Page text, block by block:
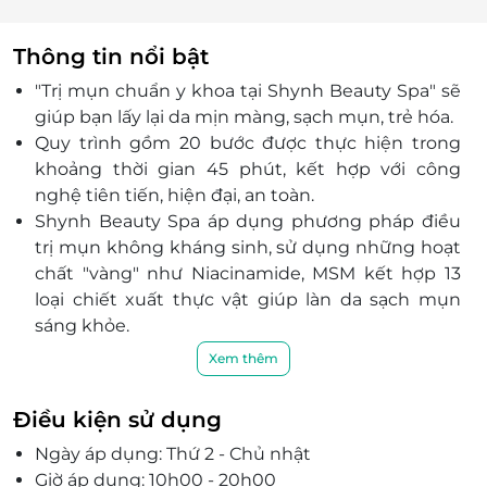
Thông tin nổi bật
"Trị mụn chuẩn y khoa tại Shynh Beauty Spa" sẽ
giúp bạn lấy lại da mịn màng, sạch mụn, trẻ hóa.
Quy trình gồm 20 bước được thực hiện trong
khoảng thời gian 45 phút, kết hợp với công
nghệ tiên tiến, hiện đại, an toàn.
Shynh Beauty Spa áp dụng phương pháp điều
trị mụn không kháng sinh, sử dụng những hoạt
chất "vàng" như Niacinamide, MSM kết hợp 13
loại chiết xuất thực vật giúp làn da sạch mụn
sáng khỏe.
Sở hữu không gian được thiết kế tinh tế, ấm áp,
rộng rãi cung đội ngũ nhân viên chuyên nghiệp,
chu đáo, nhiệt tình cùng chất lượng dịch đẳng
cấp, Shynh Beauty Spa sẽ mang đến sự hài lòng
nhất tới mọi khách hàng.
Xem thêm
Điều kiện sử dụng
Ngày áp dụng: Thứ 2 - Chủ nhật
Giờ áp dụng: 10h00 - 20h00